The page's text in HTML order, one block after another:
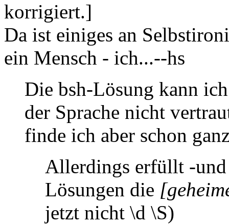
korrigiert.]
Da ist einiges an
ein Mensch - ich...--hs
Die bsh-Lösung kann
der Sprache nicht
finde ich aber schon
Allerdings erfüllt -
Lösungen die
jetzt nicht \d \S)